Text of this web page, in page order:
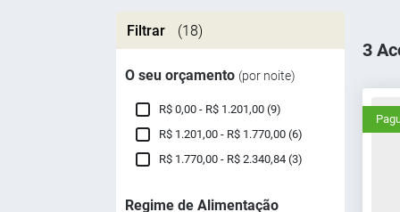
Filtrar (18)
O seu orçamento (por noite)
R$ 0,00 - R$ 1.201,00 (9)
R$ 1.201,00 - R$ 1.770,00 (6)
R$ 1.770,00 - R$ 2.340,84 (3)
Regime de Alimentação
3